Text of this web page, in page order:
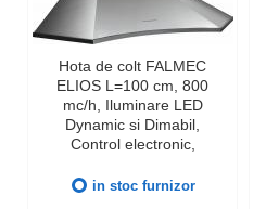
Hota de colt FALMEC
ELIOS L=100 cm, 800
mc/h, Iluminare LED
Dynamic si Dimabil,
Control electronic,
Italia
in stoc furnizor